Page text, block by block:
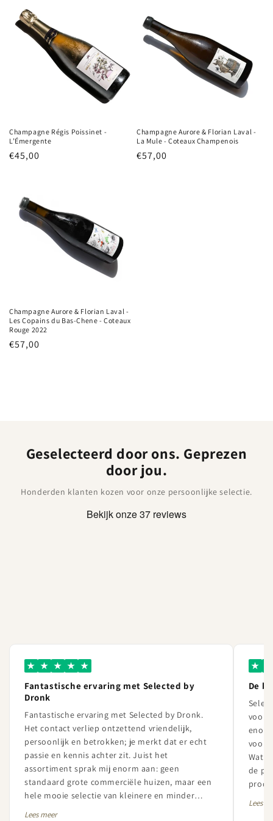
Champagne Régis Poissinet -
L’Émergente
Normale
€45,00
Champagne Aurore & Florian Laval -
La Mule - Coteaux Champenois
Normale
€57,00
Champagne Aurore & Florian Laval -
Les Copains du Bas-Chene - Coteaux
Rouge 2022
Normale
€57,00
Geselecteerd door ons. Geprezen
door jou.
Honderden klanten kozen voor onze persoonlijke selectie.
★ ★ ★ ★ ★
Fantastische ervaring met Selected by
Dronk
Fantastische ervaring met Selected by Dronk.
Het contact verliep ontzettend vriendelijk,
persoonlijk en betrokken; je merkt dat er echt
passie en kennis achter zit. Juist het
assortiment sprak mij enorm aan: geen
standaard grote commerciële huizen, maar een
hele mooie selectie van kleinere en minder
Lees meer
★
De
voor
Wat
de
Lees